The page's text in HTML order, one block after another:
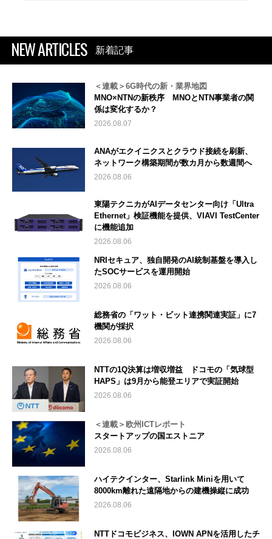
NEW ARTICLES 新着記事
＜連載＞6G時代の新・業界地図
MNO×NTNの新秩序 MNOとNTN事業者の関
係は変化するか？
2026.08.07
ANAがエクイニクスとクラウド接続を刷新、
ネットワーク構築期間が数カ月から数週間へ
2026.08.06
東陽テクニカがAIデータセンター向け「Ultra
Ethernet」検証機能を提供、VIAVI TestCenter
に機能追加
2026.08.06
NRIセキュア、独自開発のAI統制基盤を導入し
たSOCサービスを運用開始
2026.08.06
総務省の「ワット・ビット連携関連実証」に7
機関が採択
2026.08.06
NTTの1Q決算は増収増益 ドコモの「気球型
HAPS」は9月から能登エリアで実証開始
2026.08.06
＜連載＞欧州ICTレポート
スタートアップの国エストニア
2026.08.06
ハイテクインター、Starlink Miniを用いて
8000km離れた遠隔地からの建機操縦に成功
2026.08.06
NTTドコモビジネス、IOWN APNを活用したチ